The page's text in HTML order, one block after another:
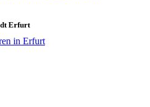
Erfurt